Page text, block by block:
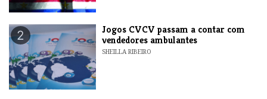
2
Jogos CVCV passam a contar com
vendedores ambulantes
SHEILLA RIBEIRO